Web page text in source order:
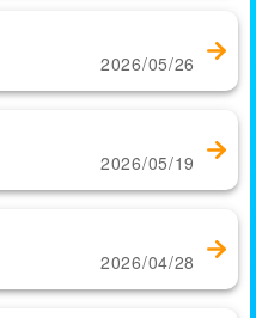
2026/05/26
2026/05/19
2026/04/28